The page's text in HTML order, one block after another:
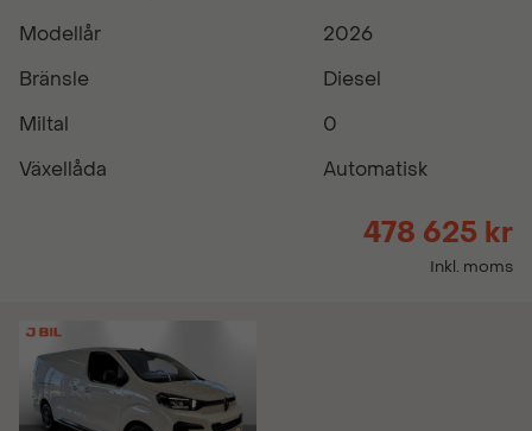
Modellår
2026
Bränsle
Diesel
Miltal
0
Växellåda
Automatisk
478 625 kr
Inkl. moms